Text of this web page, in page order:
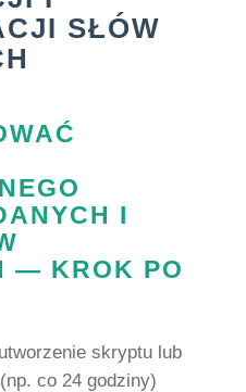
SŁÓW
I
— KROK PO
skryptu lub
co 24 godziny)